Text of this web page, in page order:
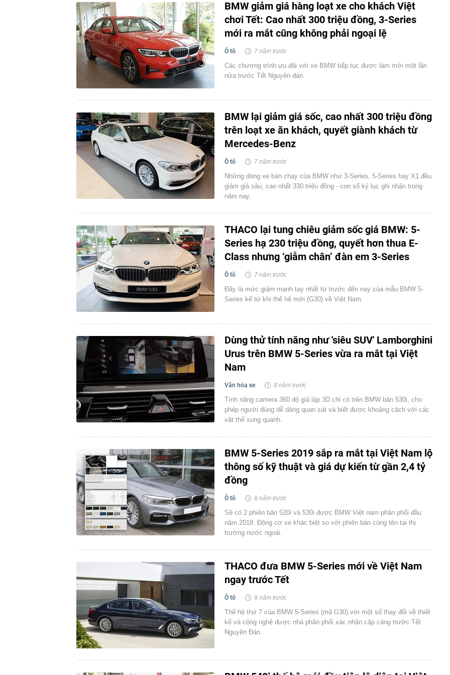
BMW giảm giá hàng loạt xe cho khách Việt
chơi Tết: Cao nhất 300 triệu đồng, 3-Series
mới ra mắt cũng không phải ngoại lệ
Ô tô 7 năm trước
Các chương trình ưu đãi với xe BMW tiếp tục được làm mới một lần
nữa trước Tết Nguyên đán.
BMW lại giảm giá sốc, cao nhất 300 triệu đồng
trên loạt xe ăn khách, quyết giành khách từ
Mercedes-Benz
Ô tô 7 năm trước
Những dòng xe bán chạy của BMW như 3-Series, 5-Series hay X1 đều
giảm giá sâu, cao nhất 330 triệu đồng - con số kỷ lục ghi nhận trong
năm nay.
THACO lại tung chiêu giảm sốc giá BMW: 5-
Series hạ 230 triệu đồng, quyết hơn thua E-
Class nhưng ‘giẫm chân’ đàn em 3-Series
Ô tô 7 năm trước
Đây là mức giảm mạnh tay nhất từ trước đến nay của mẫu BMW 5-
Series kể từ khi thế hệ mới (G30) về Việt Nam.
Dùng thử tính năng như 'siêu SUV' Lamborghini
Urus trên BMW 5-Series vừa ra mắt tại Việt
Nam
Văn hóa xe 8 năm trước
Tính năng camera 360 độ giả lập 3D chỉ có trên BMW bản 530i, cho
phép người dùng dễ dàng quan sát và biết được khoảng cách với các
vật thể xung quanh.
BMW 5-Series 2019 sắp ra mắt tại Việt Nam lộ
thông số kỹ thuật và giá dự kiến từ gần 2,4 tỷ
đồng
Ô tô 8 năm trước
Sẽ có 2 phiên bản 520i và 530i được BMW Việt nam phân phối đầu
năm 2019. Động cơ xe khác biệt so với phiên bản cùng tên tại thị
trường nước ngoài.
THACO đưa BMW 5-Series mới về Việt Nam
ngay trước Tết
Ô tô 8 năm trước
Thế hệ thứ 7 của BMW 5-Series (mã G30) với một số thay đổi về thiết
kế và công nghệ được nhà phân phối xác nhận cập cảng trước Tết
Nguyên Đán.